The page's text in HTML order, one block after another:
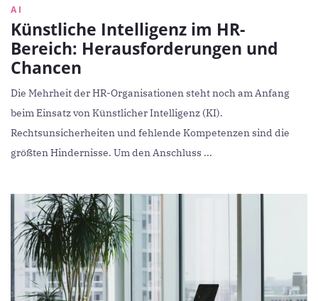
AI
Künstliche Intelligenz im HR-
Bereich: Herausforderungen und
Chancen
Die Mehrheit der HR-Organisationen steht noch am Anfang
beim Einsatz von Künstlicher Intelligenz (KI).
Rechtsunsicherheiten und fehlende Kompetenzen sind die
größten Hindernisse. Um den Anschluss ...